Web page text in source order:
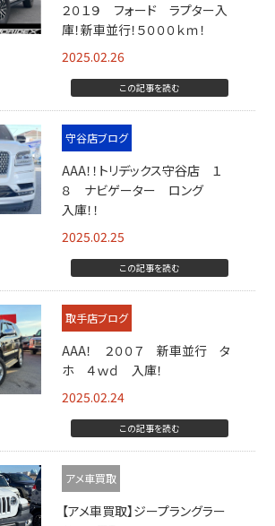
２０１９ フォード ラプター入
庫！新車並行！５０００ｋｍ！
2025.02.26
この記事を読む
守谷店ブログ
AAA！！トリデックス守谷店 １
８ ナビゲーター ロング
入庫！！
2025.02.25
この記事を読む
取手店ブログ
AAA！ ２００７ 新車並行 タ
ホ ４ｗｄ 入庫！
2025.02.24
この記事を読む
アメ車買取
【アメ車買取】ジープラングラー